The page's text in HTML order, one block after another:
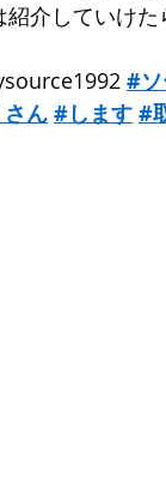
介していけた
#ソ
ん #します #